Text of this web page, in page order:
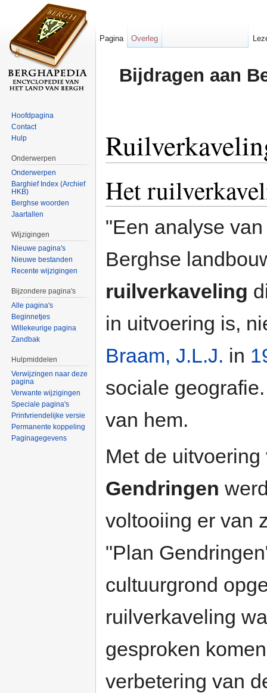
Bijdragen aan
Het
"Een analyse
Berghse
ruilverkaveling
in uitvoering is,
Braam, J.L.J. in
sociale
van hem.
Met de
Gendringen
voltooiing er van
"Plan
cultuurgrond
ruilverkaveling
gesproken
verbetering van
Pagina Overleg
Hoofdpagina
Contact
Hulp
Onderwerpen
Onderwerpen
Barghief Index (Archief
HKB)
Berghse woorden
Jaartallen
Wijzigingen
Nieuwe pagina's
Nieuwe bestanden
Recente wijzigingen
Bijzondere pagina's
Alle pagina's
Beginnetjes
Willekeurige pagina
Zandbak
Hulpmiddelen
Verwijzingen naar deze
pagina
Verwante wijzigingen
Speciale pagina's
Printvriendelijke versie
Permanente koppeling
Paginagegevens